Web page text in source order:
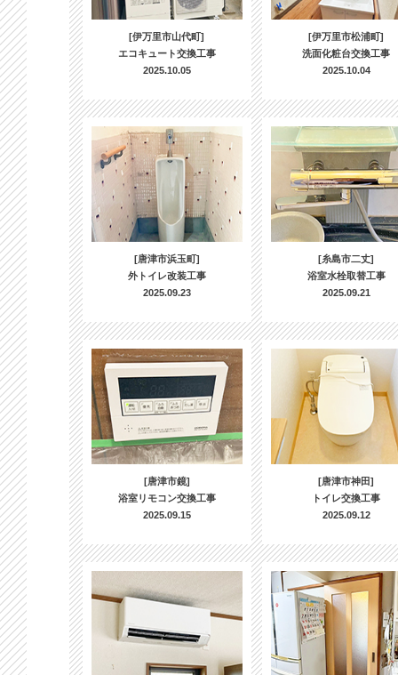
[伊万里市山代町]
エコキュート交換工事
2025.10.05
[伊万里市松浦町]
洗面化粧台交換工事
2025.10.04
[唐津市浜玉町]
外トイレ改装工事
2025.09.23
[糸島市二丈]
浴室水栓取替工事
2025.09.21
[唐津市鏡]
浴室リモコン交換工事
2025.09.15
[唐津市神田]
トイレ交換工事
2025.09.12